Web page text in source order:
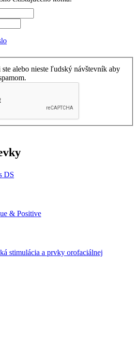
alebo nieste ľudský návštevník aby
DS
& Positive
stimulácia a prvky orofaciálnej